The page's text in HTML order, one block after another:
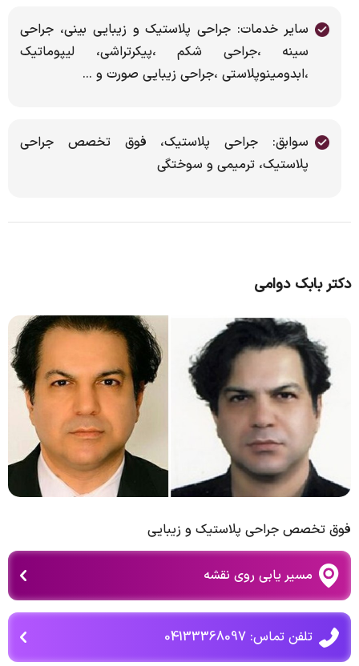
سایر خدمات: جراحی پلاستیک و زیبایی بینی، جراحی
سینه ،جراحی شکم ،پیکرتراشی، لیپوماتیک
،ابدومینوپلاستی ،جراحی زیبایی صورت و ...
سوابق: جراحی پلاستیک، فوق تخصص جراحی
پلاستیک، ترمیمی و سوختگی
دکتر بابک دوامی
فوق تخصص جراحی پلاستیک و زیبایی
مسیر یابی روی نقشه
تلفن تماس: 04133368097